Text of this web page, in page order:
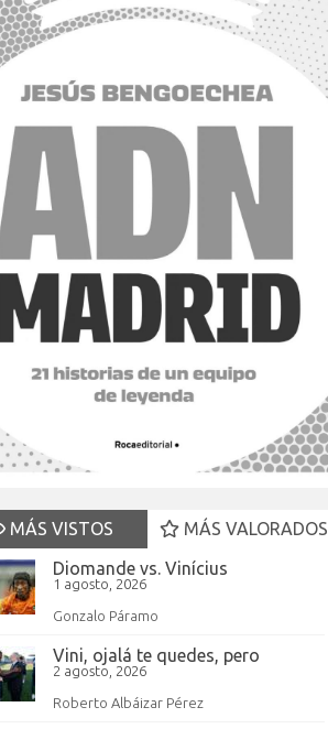
MÁS VISTOS
MÁS VALORADOS
Diomande vs. Vinícius
1 agosto, 2026
Gonzalo Páramo
Vini, ojalá te quedes, pero
2 agosto, 2026
Roberto Albáizar Pérez